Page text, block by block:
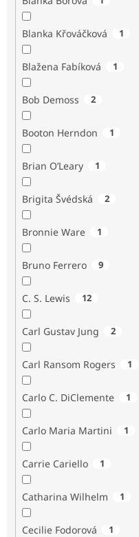
Blanka Křováčková 1
Blažena Fabíková 1
Bob Demoss 2
Booton Herndon 1
Brian O’Leary 1
Brigita Švédská 2
Bronnie Ware 1
Bruno Ferrero 9
C. S. Lewis 12
Carl Gustav Jung 2
Carl Ransom Rogers 1
Carlo C. DiClemente 1
Carlo Maria Martini 1
Carrie Cariello 1
Catharina Wilhelm 1
Cecilie Fodorová 1